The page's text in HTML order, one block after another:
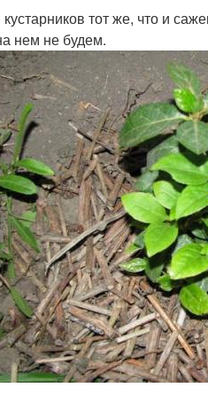
тот же, что и
нем не будем.